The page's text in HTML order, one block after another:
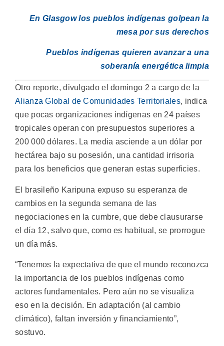
En Glasgow los pueblos indígenas golpean la
mesa por sus derechos
Pueblos indígenas quieren avanzar a una
soberanía energética limpia
Otro reporte, divulgado el domingo 2 a cargo de la
Alianza Global de Comunidades Territoriales, indica
que pocas organizaciones indígenas en 24 países
tropicales operan con presupuestos superiores a
200 000 dólares. La media asciende a un dólar por
hectárea bajo su posesión, una cantidad irrisoria
para los beneficios que generan estas superficies.
El brasileño Karipuna expuso su esperanza de
cambios en la segunda semana de las
negociaciones en la cumbre, que debe clausurarse
el día 12, salvo que, como es habitual, se prorrogue
un día más.
“Tenemos la expectativa de que el mundo reconozca
la importancia de los pueblos indígenas como
actores fundamentales. Pero aún no se visualiza
eso en la decisión. En adaptación (al cambio
climático), faltan inversión y financiamiento”,
sostuvo.